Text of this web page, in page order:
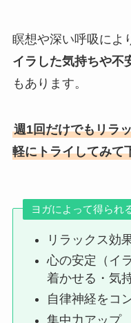
瞑想や深い呼吸によ
イラした気持ちや不
もあります。
週1回だけでもリラ
軽にトライしてみて
ヨガによって得られ
リラックス効
心の安定（イ
着かせる・気
自律神経をコ
集中力アップ